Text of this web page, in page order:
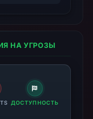
НА УГРОЗЫ
ДОСТУПНОСТЬ